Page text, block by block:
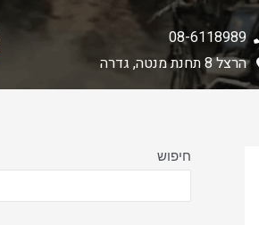
08-6118989
הרצל 8 תחנת מנטה, גדרה
חיפוש